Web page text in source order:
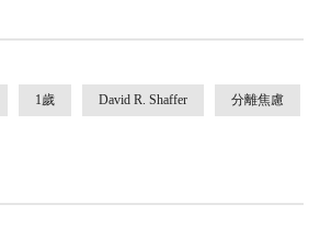
1歲 David R. Shaffer 分離焦慮